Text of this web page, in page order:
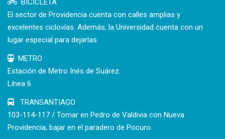
BICICLETA
El sector de Providencia cuenta con calles amplias y
excelentes ciclovías. Además, la Universidad cuenta con un
lugar especial para dejarlas.
METRO
Estación de Metro Inés de Suárez.
Línea 6.
TRANSANTIAGO
103-114-117 / Tomar en Pedro de Valdivia con Nueva
Providencia, bajar en el paradero de Pocuro.